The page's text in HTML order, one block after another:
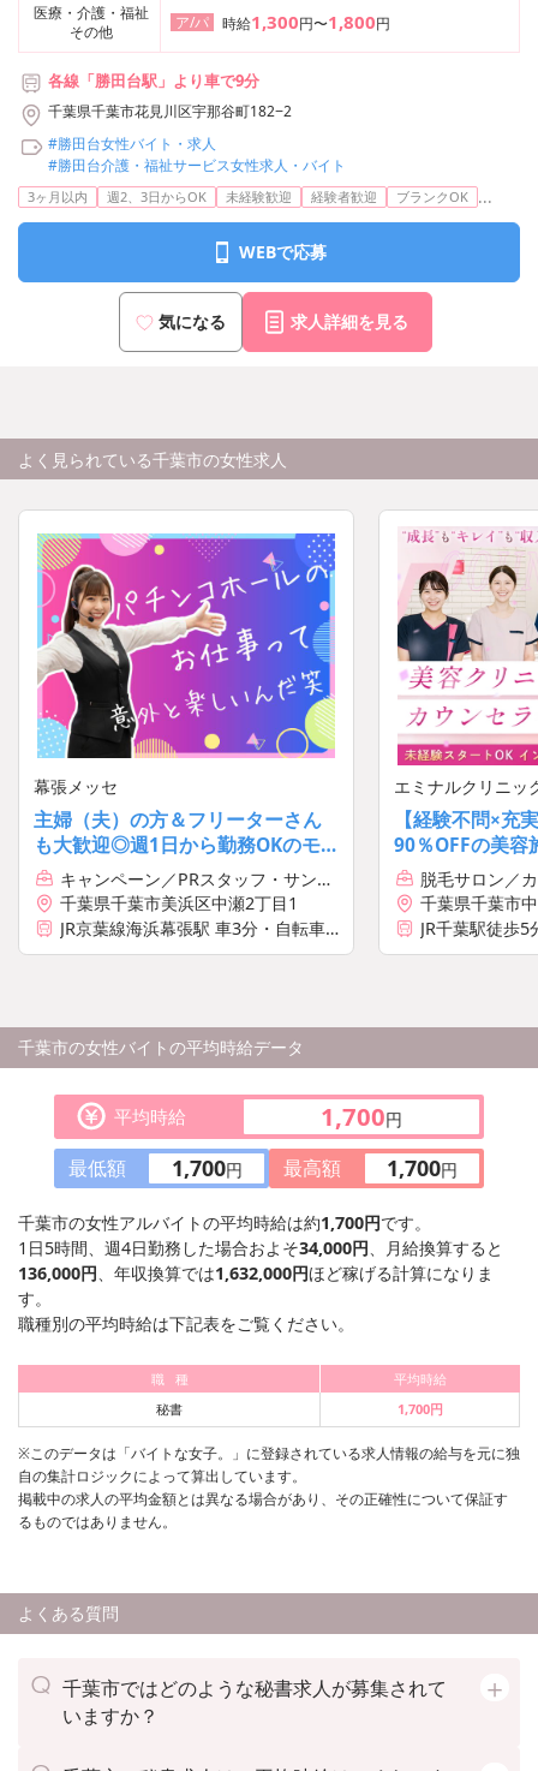
医療・介護・福祉
その他
ア/パ 時給1,300円〜1,800円
各線「勝田台駅」より車で9分
千葉県千葉市花見川区宇那谷町182−2
#勝田台女性バイト・求人
#勝田台介護・福祉サービス女性求人・バイト
3ヶ月以内 週2、3日からOK 未経験歓迎 経験者歓迎 ブランクOK ...
WEBで応募
気になる 求人詳細を見る
よく見られている千葉市の女性求人
幕張メッセ
主婦（夫）の方＆フリーターさん
も大歓迎◎週1日から勤務OKのモ
デルスタッフ募集！日払い＆短期
OK♪[13615]
キャンペーン／PRスタッフ・サンプ
リング
千葉県千葉市美浜区中瀬2丁目1
JR京葉線海浜幕張駅 車3分・自転車4
分・徒歩11分
エミナルクリニ
【経験不問×充
90％OFFの美容
与年3回と業界
遇＆収入
脱毛サロン／
千葉県千葉市
11 常盤ビル7階
JR千葉駅徒歩5
千葉市の女性バイトの平均時給データ
平均時給 1,700円
最低額 1,700円 最高額 1,700円
千葉市の女性アルバイトの平均時給は約1,700円です。
1日5時間、週4日勤務した場合およそ34,000円、月給換算すると
136,000円、年収換算では1,632,000円ほど稼げる計算になりま
す。
職種別の平均時給は下記表をご覧ください。
職 種
平均時給
秘書
1,700円
※このデータは「バイトな女子。」に登録されている求人情報の給与を元に独
自の集計ロジックによって算出しています。
掲載中の求人の平均金額とは異なる場合があり、その正確性について保証す
るものではありません。
よくある質問
千葉市ではどのような秘書求人が募集されて
いますか？